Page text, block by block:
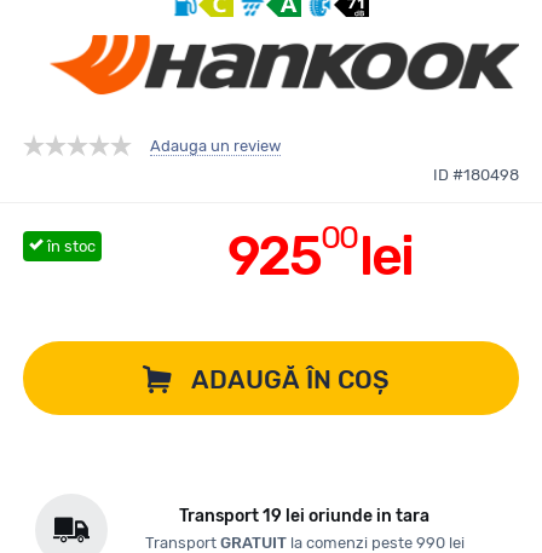
Adauga un review
ID #180498
92500lei
în stoc
ADAUGĂ ÎN COȘ
Transport 19 lei oriunde in tara
Transport GRATUITla comenzi peste 990 lei